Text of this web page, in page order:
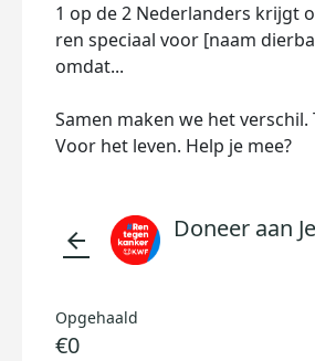
1 op de 2 Nederlanders krijgt
ren speciaal voor [naam
omdat...
Samen maken we het verschil.
Voor het leven. Help je mee?
arrow_back Doneer aan
Opgehaald
€0